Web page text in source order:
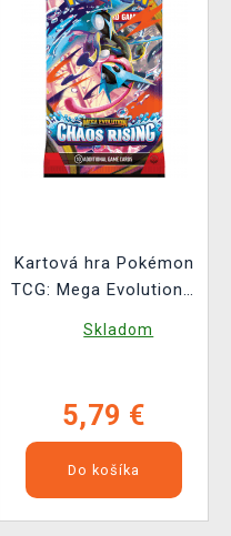
Kartová hra Pokémon
TCG: Mega Evolution -
Booster (10 kariet)
Skladom
5,79 €
Do košíka